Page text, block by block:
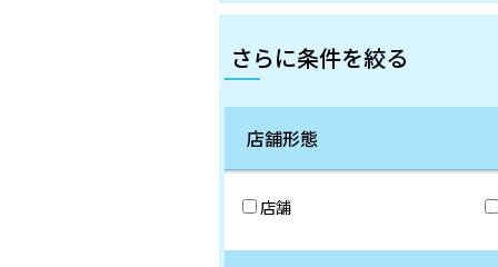
さらに条件を絞る
店舗形態
店舗